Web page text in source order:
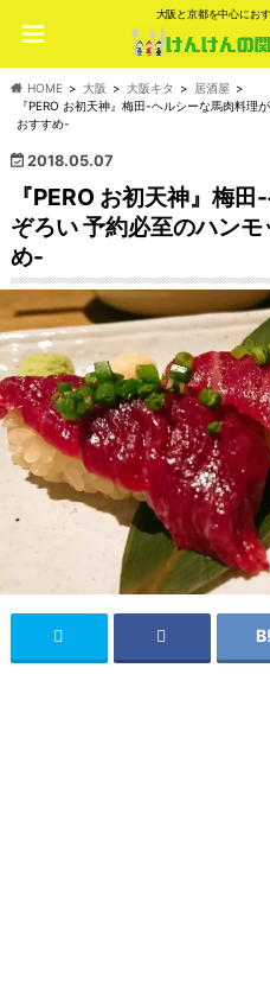
大阪と京都を中心にお
HOME 大阪 大阪キタ
居酒屋
『PERO お初天神』梅田-ヘルシーな馬肉料理
おすすめ-
2018.05.07
『PERO お初天神』梅
ぞろい 予約必至のハン
め-